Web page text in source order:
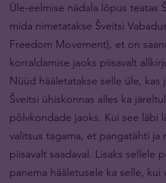
Üle-eelmise nädala lõpus teatas
mida nimetatakse Šveitsi
Freedom Movement), et on
korraldamise jaoks piisavalt
Nüüd hääletatakse selle üle, kas
Šveitsi ühiskonnas alles ka
põlvkondade jaoks. Kui see läbi
valitsus tagama, et pangatähti ja
piisavalt saadaval. Lisaks sellele
panema hääletusele ka selle, kui